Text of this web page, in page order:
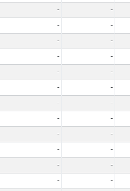
- -
- -
- -
- -
- -
- -
- -
- -
- -
- -
- -
- -